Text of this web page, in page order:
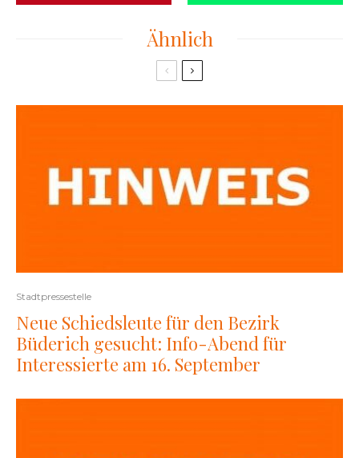
Ähnlich
Stadtpressestelle
Neue Schiedsleute für den Bezirk
Büderich gesucht: Info-Abend für
Interessierte am 16. September